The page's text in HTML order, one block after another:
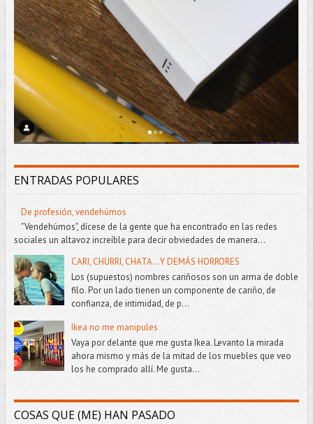
ENTRADAS POPULARES
De profesión, vendehúmos
"Vendehúmos", dícese de la gente que ha encontrado en las redes
sociales un altavoz increíble para decir obviedades de manera...
CARI, CHURRI, CHATA...Y DEMÁS HORRORES
Los (supuestos) nombres cariñosos son un arma de doble
filo. Por un lado tienen un componente de cariño, de
confianza, de intimidad, de p...
Ikea no me manipules
Vaya por delante que me gusta Ikea. Levanto la mirada
ahora mismo y más de la mitad de los muebles que veo
los he comprado allí. Me gusta...
COSAS QUE (ME) HAN PASADO